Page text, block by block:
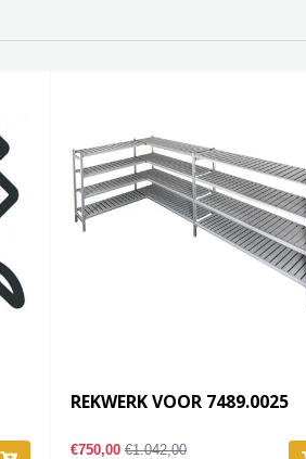
REKWERK VOOR 7489.0025
€750,00 €1.042,00